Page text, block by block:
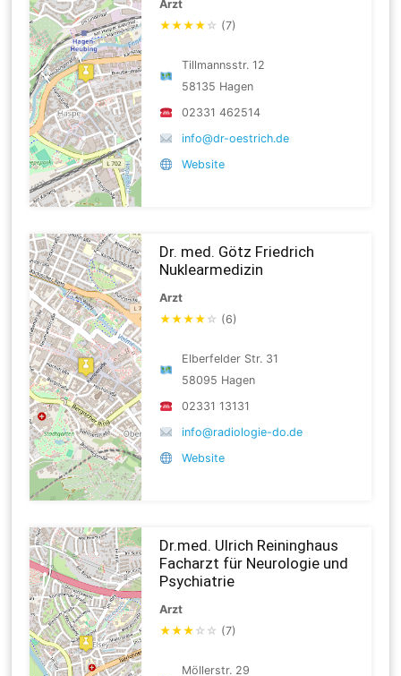
Arzt
★★★★ ☆ (7)
Tillmannsstr. 12
58135 Hagen
02331 462514
info@dr-oestrich.de
Website
Dr. med. Götz Friedrich
Nuklearmedizin
Arzt
★★★★ ☆ (6)
Elberfelder Str. 31
58095 Hagen
02331 13131
info@radiologie-do.de
Website
Dr.med. Ulrich Reininghaus
Facharzt für Neurologie und
Psychiatrie
Arzt
★★★ ☆ ☆ (7)
Möllerstr. 29